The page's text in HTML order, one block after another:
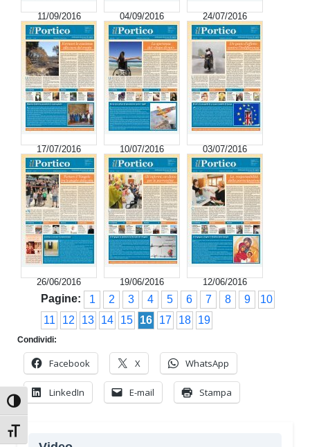
Attiva/disattiva alto contrasto
Attiva/disattiva dimensione testo
11/09/2016 04/09/2016 24/07/2016
17/07/2016 10/07/2016 03/07/2016
26/06/2016 19/06/2016 12/06/2016
Pagine: 1 2 3 4 5 6 7 8 9
10
11
12 13 14 15 16 17 18 19
Condividi:
Facebook X WhatsApp
LinkedIn E-mail Stampa